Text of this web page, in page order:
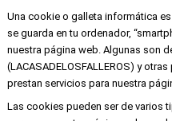
46001
EMPRESA
Una cookie o galleta informática
se guarda en tu ordenador,
nuestra página web. Algunas son
(LACASADELOSFALLEROS) y
prestan servicios para nuestra
Las cookies pueden ser de varios